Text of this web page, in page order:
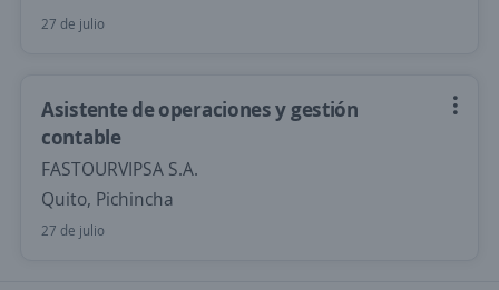
27 de julio
Asistente de operaciones y gestión
contable
FASTOURVIPSA S.A.
Quito, Pichincha
27 de julio